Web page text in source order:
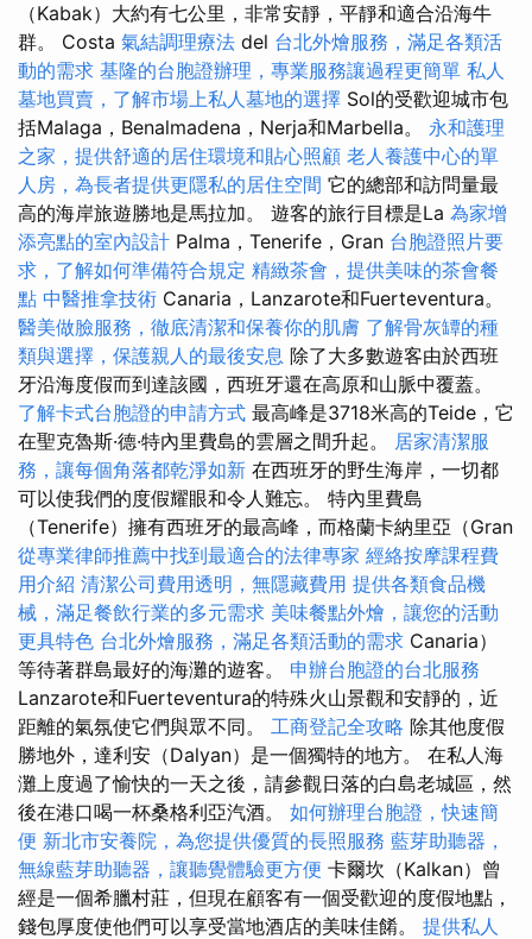
（Kabak）大約有七公里，非常安靜，平靜和適合沿海牛
群。 Costa 氣結調理療法 del 台北外燴服務，滿足各類活
動的需求 基隆的台胞證辦理，專業服務讓過程更簡單 私人
墓地買賣，了解市場上私人墓地的選擇 Sol的受歡迎城市包
括Malaga，Benalmadena，Nerja和Marbella。 永和護理
之家，提供舒適的居住環境和貼心照顧 老人養護中心的單
人房，為長者提供更隱私的居住空間 它的總部和訪問量最
高的海岸旅遊勝地是馬拉加。 遊客的旅行目標是La 為家增
添亮點的室內設計 Palma，Tenerife，Gran 台胞證照片要
求，了解如何準備符合規定 精緻茶會，提供美味的茶會餐
點 中醫推拿技術 Canaria，Lanzarote和Fuerteventura。
醫美做臉服務，徹底清潔和保養你的肌膚 了解骨灰罈的種
類與選擇，保護親人的最後安息 除了大多數遊客由於西班
牙沿海度假而到達該國，西班牙還在高原和山脈中覆蓋。
了解卡式台胞證的申請方式 最高峰是3718米高的Teide，它
在聖克魯斯·德·特內里費島的雲層之間升起。 居家清潔服
務，讓每個角落都乾淨如新 在西班牙的野生海岸，一切都
可以使我們的度假耀眼和令人難忘。 特內里費島
（Tenerife）擁有西班牙的最高峰，而格蘭卡納里亞（Gran
從專業律師推薦中找到最適合的法律專家 經絡按摩課程費
用介紹 清潔公司費用透明，無隱藏費用 提供各類食品機
械，滿足餐飲行業的多元需求 美味餐點外燴，讓您的活動
更具特色 台北外燴服務，滿足各類活動的需求 Canaria）
等待著群島最好的海灘的遊客。 申辦台胞證的台北服務
Lanzarote和Fuerteventura的特殊火山景觀和安靜的，近
距離的氣氛使它們與眾不同。 工商登記全攻略 除其他度假
勝地外，達利安（Dal​​yan）是一個獨特的地方。 在私人海
灘上度過了愉快的一天之後，請參觀日落的白島老城區，然
後在港口喝一杯桑格利亞汽酒。 如何辦理台胞證，快速簡
便 新北市安養院，為您提供優質的長照服務 藍芽助聽器，
無線藍芽助聽器，讓聽覺體驗更方便 卡爾坎（Kalkan）曾
經是一個希臘村莊，但現在顧客有一個受歡迎的度假地點，
錢包厚度使他們可以享受當地酒店的美味佳餚。 提供私人